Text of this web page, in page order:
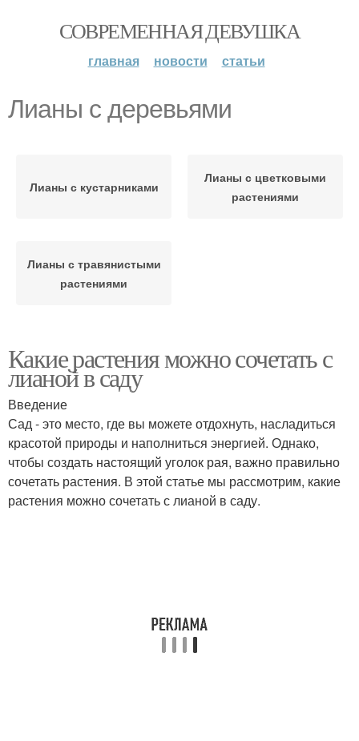
СОВРЕМЕННАЯ ДЕВУШКА
главная новости статьи
Лианы с деревьями
Лианы с кустарниками
Лианы с цветковыми
растениями
Лианы с травянистыми
растениями
Какие растения можно сочетать с
лианой в саду
Введение
Сад - это место, где вы можете отдохнуть, насладиться
красотой природы и наполниться энергией. Однако,
чтобы создать настоящий уголок рая, важно правильно
сочетать растения. В этой статье мы рассмотрим, какие
растения можно сочетать с лианой в саду.